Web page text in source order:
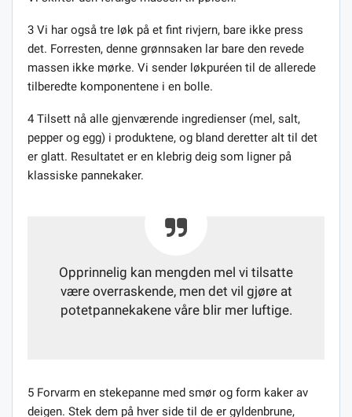
3 Vi har også tre løk på et fint rivjern, bare ikke press
det. Forresten, denne grønnsaken lar bare den revede
massen ikke mørke. Vi sender løkpuréen til de allerede
tilberedte komponentene i en bolle.
4 Tilsett nå alle gjenværende ingredienser (mel, salt,
pepper og egg) i produktene, og bland deretter alt til det
er glatt. Resultatet er en klebrig deig som ligner på
klassiske pannekaker.
Opprinnelig kan mengden mel vi tilsatte
være overraskende, men det vil gjøre at
potetpannekakene våre blir mer luftige.
5 Forvarm en stekepanne med smør og form kaker av
deigen. Stek dem på hver side til de er gyldenbrune,